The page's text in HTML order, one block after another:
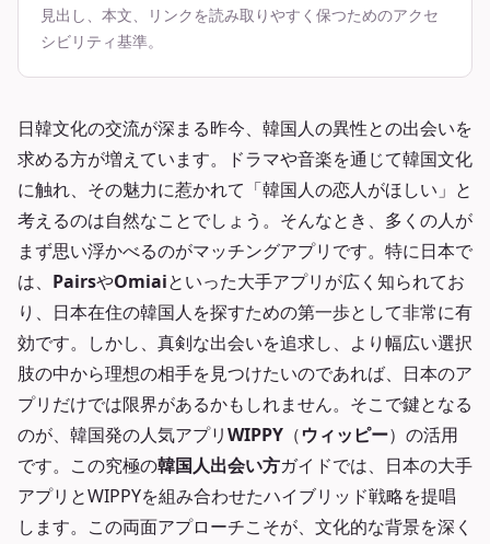
見出し、本文、リンクを読み取りやすく保つためのアクセ
シビリティ基準。
日韓文化の交流が深まる昨今、韓国人の異性との出会いを
求める方が増えています。ドラマや音楽を通じて韓国文化
に触れ、その魅力に惹かれて「韓国人の恋人がほしい」と
考えるのは自然なことでしょう。そんなとき、多くの人が
まず思い浮かべるのがマッチングアプリです。特に日本で
は、 PairsやOmiaiといった大手アプリが広く知られてお
り、日本在住の韓国人を探すための第一歩として非常に有
効です。しかし、真剣な出会いを追求し、より幅広い選択
肢の中から理想の相手を見つけたいのであれば、日本のア
プリだけでは限界があるかもしれません。そこで鍵となる
のが、韓国発の人気アプリWIPPY （ウィッピー）の活用
です。この究極の韓国人出会い方ガイドでは、日本の大手
アプリとWIPPYを組み合わせたハイブリッド戦略を提唱
します。この両面アプローチこそが、文化的な背景を深く